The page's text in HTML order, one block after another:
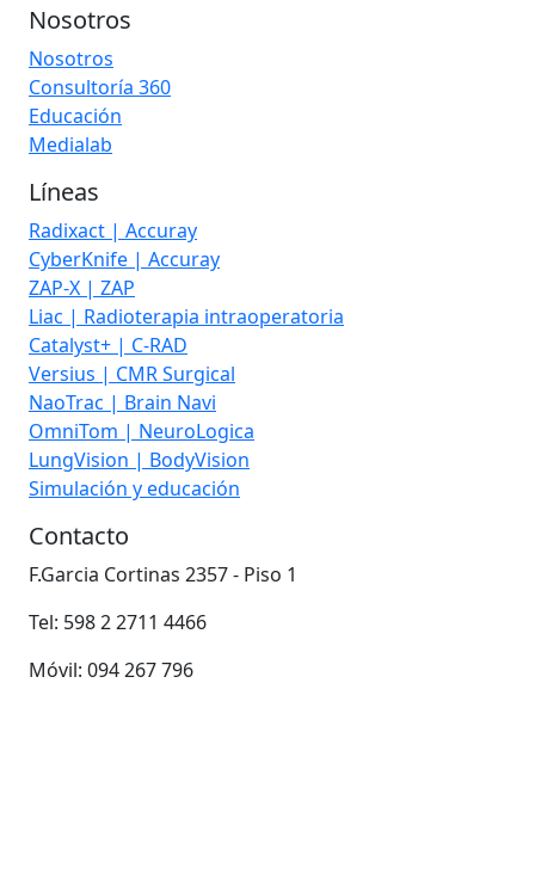
Nosotros
Nosotros
Consultoría 360
Educación
Medialab
Líneas
Radixact | Accuray
CyberKnife | Accuray
ZAP-X | ZAP
Liac | Radioterapia intraoperatoria
Catalyst+ | C-RAD
Versius | CMR Surgical
NaoTrac | Brain Navi
OmniTom | NeuroLogica
LungVision | BodyVision
Simulación y educación
Contacto
F.Garcia Cortinas 2357 - Piso 1
Tel: 598 2 2711 4466
Móvil: 094 267 796